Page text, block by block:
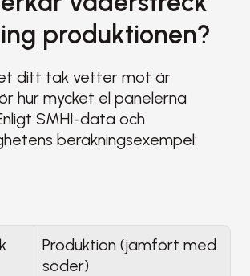
produktionen?
ditt tak vetter mot är
hur mycket el panelerna
SMHI-data och
beräkningsexempel:
Produktion (jämfört med
söder)